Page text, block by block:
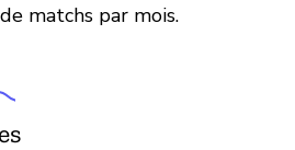
matchs par mois.